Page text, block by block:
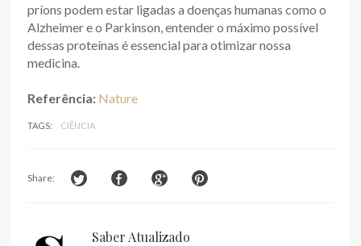
príons podem estar ligadas a doenças humanas como o
Alzheimer e o Parkinson, entender o máximo possível
dessas proteínas é essencial para otimizar nossa
medicina.
Referência: Nature
TAGS: CIÊNCIA
Share:
Saber Atualizado